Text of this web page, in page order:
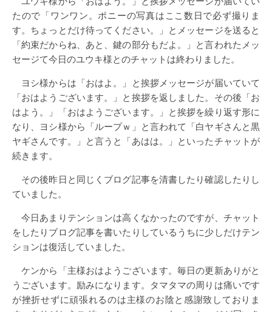
たので「ワンワン。ポニーの写真はここ数日で必ず撮りま
す。ちょっとだけ待ってください。」とメッセージを送ると
「約束だからね、あと、鍵の部分もだよ。」と言われたメッ
セージて今日のユウキ様とのチャットは終わりました。
ヨシ様からは「おはよ。」と挨拶メッセージが届いていて
「おはようございます。」と挨拶を返しました。その後「お
はよう。」「おはようございます。」と挨拶を繰り返す形に
なり、ヨシ様から「ループｗ」と言われて「白ヤギさんと黒
ヤギさんです。」と言うと「あはは。」といったチャットが
続きます。
その後昨日と同じくブログ記事を清書したり確認したりし
ていました。
今日あまりテンションは高くなかったのですが、チャット
をしたりブログ記事を書いたりしているうちに少しだけテン
ションは復活していました。
ケンから「主様おはようございます。毎日の更新ありがと
うございます。励みになります。タマタマの周りは痛いです
が挫折せずに頑張れるのは主様のお陰と感謝致しておりま